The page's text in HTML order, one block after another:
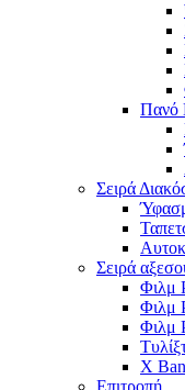
Πανό
Σειρά
Σειρά
Φιλμ
Φιλμ
Φιλμ
X
Επιτροπή